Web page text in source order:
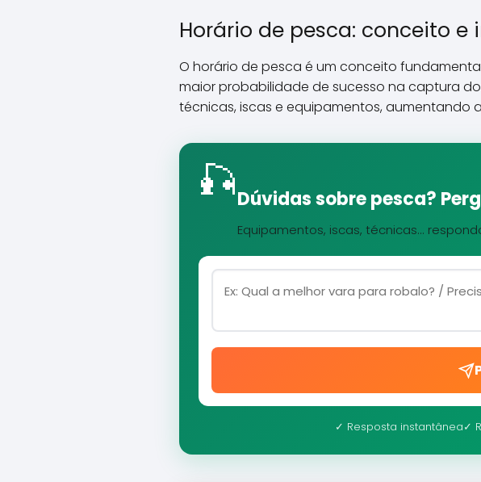
Horário de pesca: conceito
O horário de pesca é um conceito
maior probabilidade de sucesso na captura
técnicas, iscas e equipamentos, aumentando
🎣Dúvidas sobre pesca?
Equipamentos, iscas, técnicas...
✓ Resposta instantânea✓